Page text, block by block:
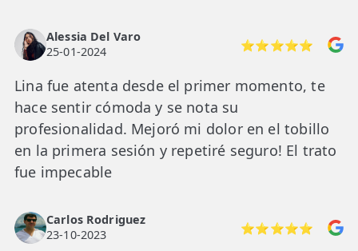
Alessia Del Varo
25-01-2024
⭐⭐⭐⭐⭐
Lina fue atenta desde el primer momento, te
hace sentir cómoda y se nota su
profesionalidad. Mejoró mi dolor en el tobillo
en la primera sesión y repetiré seguro! El trato
fue impecable
Carlos Rodriguez
23-10-2023
⭐⭐⭐⭐⭐